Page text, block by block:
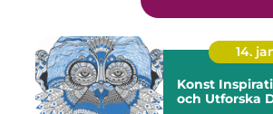
14.
Konst
och Utforska